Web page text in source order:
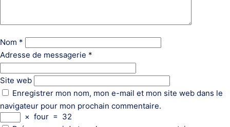
Nom *
Adresse de messagerie *
Site web
Enregistrer mon nom, mon e-mail et mon site web dans le
navigateur pour mon prochain commentaire.
× four = 32